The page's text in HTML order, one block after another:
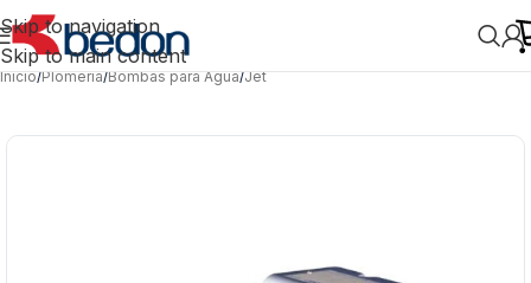
Skip to navigation
Skip to main content
Inicio/Plomería/Bombas para Agua/Jet